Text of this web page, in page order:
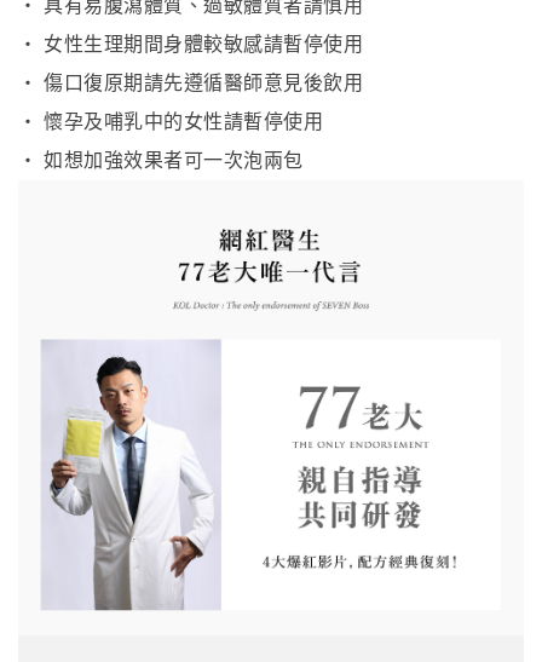
・ 具有易腹瀉體質、過敏體質者請慎用
・ 女性生理期間身體較敏感請暫停使用
・ 傷口復原期請先遵循醫師意見後飲用
・ 懷孕及哺乳中的女性請暫停使用
・ 如想加強效果者可一次泡兩包